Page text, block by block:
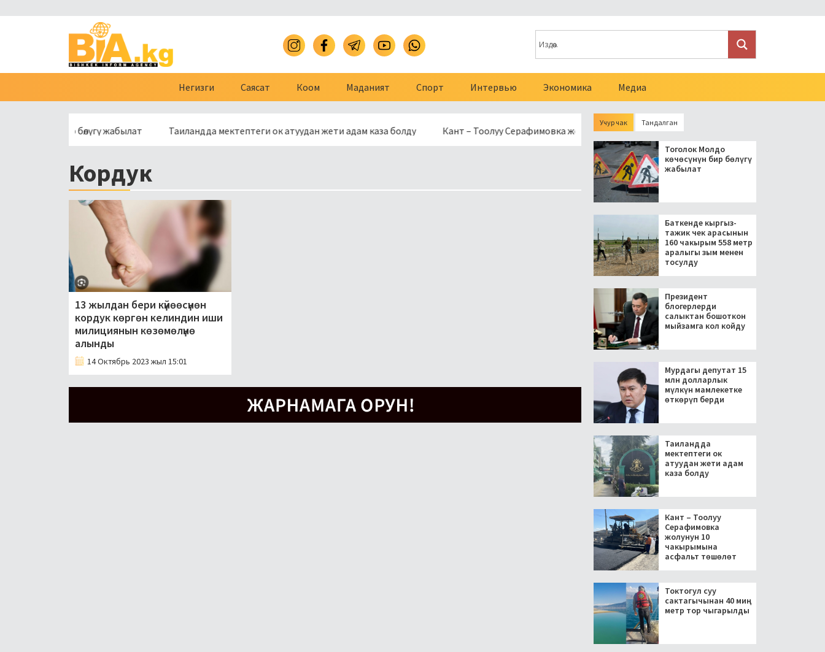
Негизги Саясат Коом Маданият Спорт Интервью Экономика Медиа
бир бөлүгү жабылат Таиландда мектептеги ок атуудан жети адам каза болду Кант – Тоолуу Серафимовка жолунун 10 чакырымына асфальт төшөлөт
Кордук
13 жылдан бери күйөөсүнөн
кордук көргөн келиндин иши
милициянын көзөмөлүнө
алынды
14 Октябрь 2023 жыл 15:01
Учур чак Тандалган
Тоголок Молдо
көчөсүнүн бир бөлүгү
жабылат
Баткенде кыргыз-
тажик чек арасынын
160 чакырым 558 метр
аралыгы зым менен
тосулду
Президент
блогерлерди
салыктан бошоткон
мыйзамга кол койду
Мурдагы депутат 15
млн долларлык
мүлкүн мамлекетке
өткөрүп берди
Таиландда
мектептеги ок
атуудан жети адам
каза болду
Кант – Тоолуу
Серафимовка
жолунун 10
чакырымына
асфальт төшөлөт
Токтогул суу
сактагычынан 40 миң
метр тор чыгарылды